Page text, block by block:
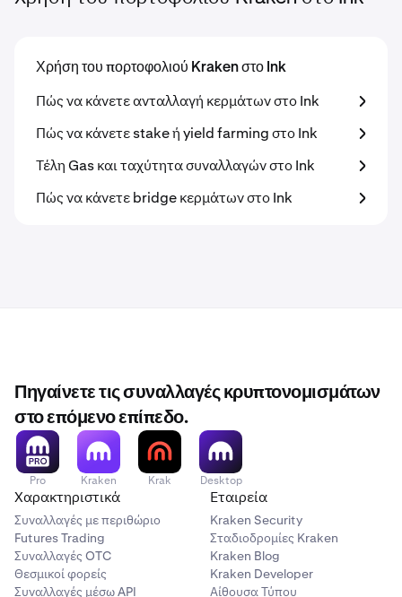
Χρήση του πορτοφολιού Kraken στο Ink
Πώς να κάνετε ανταλλαγή κερμάτων στο Ink
Πώς να κάνετε stake ή yield farming στο Ink
Τέλη Gas και ταχύτητα συναλλαγών στο Ink
Πώς να κάνετε bridge κερμάτων στο Ink
Πηγαίνετε τις συναλλαγές κρυπτονομισμάτων
στο επόμενο επίπεδο.
Pro Kraken Krak Desktop
Χαρακτηριστικά
Συναλλαγές με περιθώριο
Futures Trading
Συναλλαγές OTC
Θεσμικοί φορείς
Συναλλαγές μέσω API
Εταιρεία
Kraken Security
Σταδιοδρομίες Kraken
Kraken Blog
Kraken Developer
Αίθουσα Τύπου